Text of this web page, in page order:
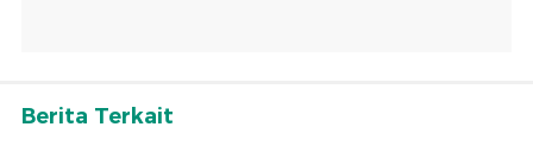
Berita Terkait